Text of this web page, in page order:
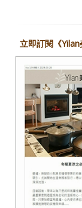
立即訂閱《